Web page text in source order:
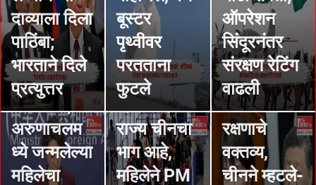
दाव्याला दिला
पाठिंबा;
भारताने दिले
प्रत्युत्तर
बूस्टर
पृथ्वीवर
परतताना
फुटले
ऑपरेशन
सिंदूरनंतर
संरक्षण रेटिंग
वाढली
आरोप
फेटाळले;
म्हटले-
कायद्यानुसार
काम केले;
अरुणाचलम
ध्ये जन्मलेल्या
महिलेचा
धील महिलेचा
पासपोर्ट
चीनने अवैध
ठरवला;
म्हटले- हे
राज्य चीनचा
भाग आहे,
महिलेने PM
जपानमध्ये
वाद पेटला;
जपानी
पंतप्रधानांचे
तैवानच्या
रक्षणाचे
वक्तव्य,
चीनने म्हटले-
STORIES
STORIES
India
Russia :
रशियन
STORIES
China :